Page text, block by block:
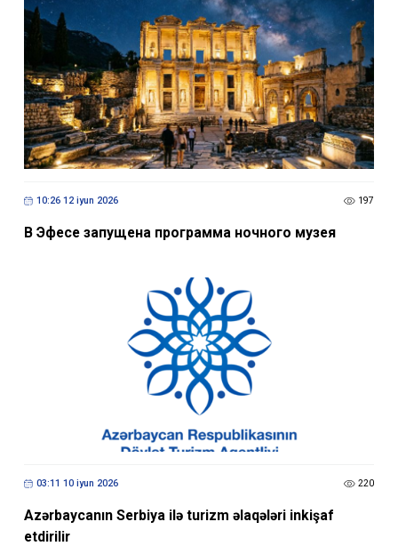
10:26 12 iyun 2026 197
В Эфесе запущена программа ночного музея
03:11 10 iyun 2026 220
Azərbaycanın Serbiya ilə turizm əlaqələri inkişaf
etdirilir